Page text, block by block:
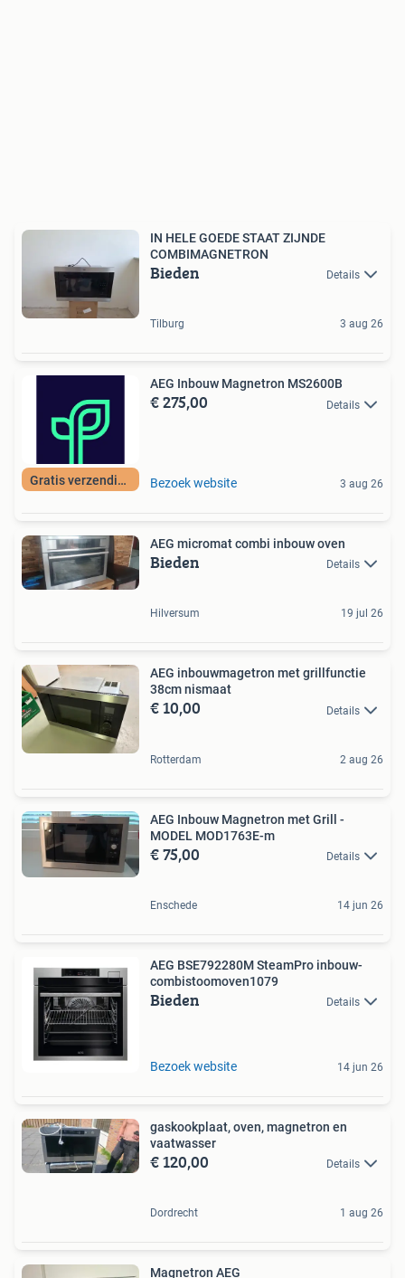
IN HELE GOEDE STAAT ZIJNDE
COMBIMAGNETRON
Bieden Details
Tilburg 3 aug 26
Gratis verzending
AEG Inbouw Magnetron MS2600B
€ 275,00 Details
Bezoek website 3 aug 26
AEG micromat combi inbouw oven
Bieden Details
Hilversum 19 jul 26
AEG inbouwmagetron met grillfunctie
38cm nismaat
€ 10,00 Details
Rotterdam 2 aug 26
AEG Inbouw Magnetron met Grill -
MODEL MOD1763E-m
€ 75,00 Details
Enschede 14 jun 26
AEG BSE792280M SteamPro inbouw-
combi­stoomoven1079
Bieden Details
Bezoek website 14 jun 26
gaskookplaat, oven, magnetron en
vaatwasser
€ 120,00 Details
Dordrecht 1 aug 26
Magnetron AEG